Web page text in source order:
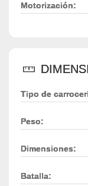
Motorización:
Tipo de
Peso:
Dimensiones:
Batalla: